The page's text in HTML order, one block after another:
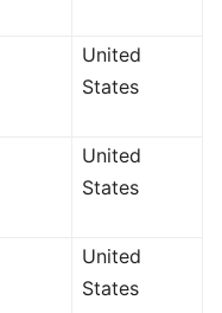
United
States
United
States
United
States